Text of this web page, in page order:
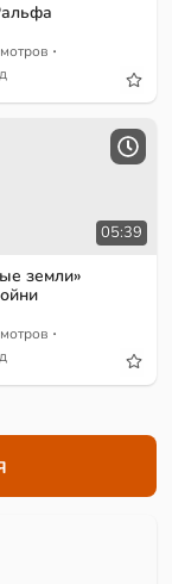
·
05:39
земли»
·